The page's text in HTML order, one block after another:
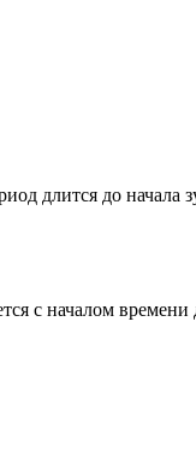
длится до начала
с началом